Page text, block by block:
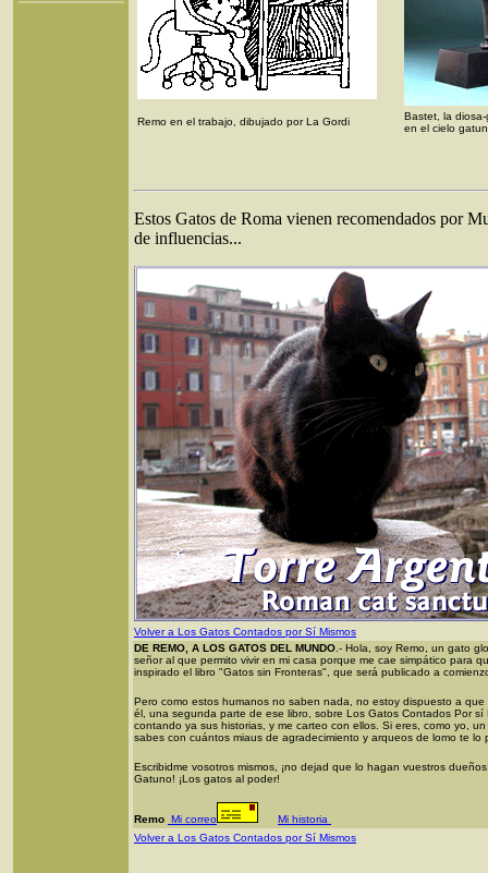
Remo en el trabajo, dibujado por La Gordi
Bastet, la
en el cielo
Estos Gatos de Roma vienen recomendados por
de influencias...
Volver a Los Gatos Contados por Sí Mismos
DE REMO, A LOS GATOS DEL MUNDO .- Hola, soy Remo, un gato
señor al que permito vivir en mi casa porque me cae simpático para
inspirado el libro "Gatos sin Fronteras", que será publicado a
Pero como estos humanos no saben nada, no estoy dispuesto a
él, una segunda parte de ese libro, sobre Los Gatos Contados Por
contando ya sus historias, y me carteo con ellos. Si eres, como yo,
sabes con cuántos miaus de agradecimiento y arqueos de lomo te lo
Escribidme vosotros mismos, ¡no dejad que lo hagan vuestros
Gatuno! ¡Los gatos al poder!
Remo Mi correo
Mi historia
Volver a Los Gatos Contados por Sí Mismos